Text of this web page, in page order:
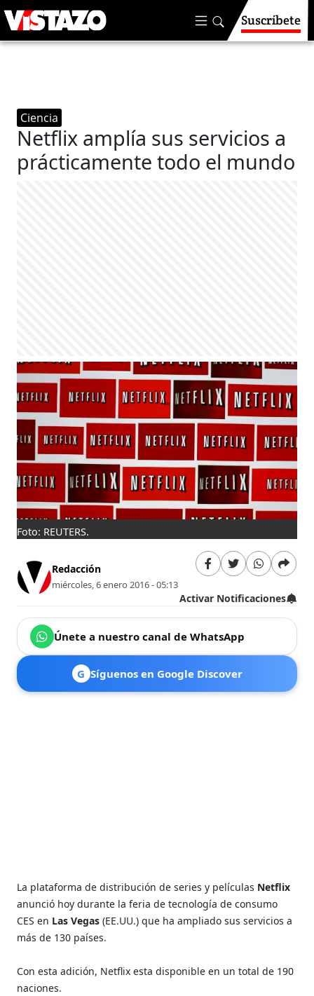
Suscríbete
Ciencia
Netflix amplía sus servicios a
prácticamente todo el mundo
Foto: REUTERS.
Redacción
miércoles, 6 enero 2016 - 05:13
Activar Notificaciones
Únete a nuestro canal de WhatsApp
G Síguenos en Google Discover
La plataforma de distribución de series y películas Netflix
anunció hoy durante la feria de tecnología de consumo
CES en Las Vegas (EE.UU.) que ha ampliado sus servicios a
más de 130 países.
Con esta adición, Netflix esta disponible en un total de 190
naciones.